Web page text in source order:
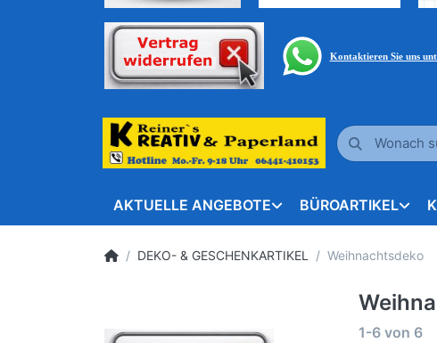
Kontaktieren Sie uns
AKTUELLE ANGEBOTE BÜROARTIKEL
DEKO- & GESCHENKARTIKEL Weihnachtsdeko
1-6 von 6